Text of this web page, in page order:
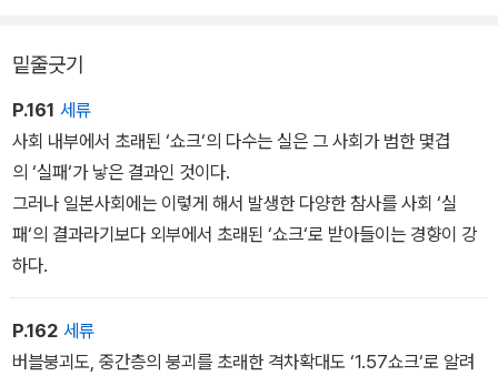
환하는 것이었다. 이 전환 이후에는 ‘지역’과 ‘세대’ 즉, 지방과 고령화
밑줄긋기
P.161 세류
사회 내부에서 초래된 ‘쇼크‘의 다수는 실은 그 사회가 범한 몇겹
의 ‘실패‘가 낳은 결과인 것이다.
그러나 일본사회에는 이렇게 해서 발생한 다양한 참사를 사회 ‘실
패‘의 결과라기보다 외부에서 초래된 ‘쇼크‘로 받아들이는 경향이 강
하다.
P.162 세류
버블붕괴도, 중간층의 붕괴를 초래한 격차확대도 ‘1.57쇼크‘로 알려